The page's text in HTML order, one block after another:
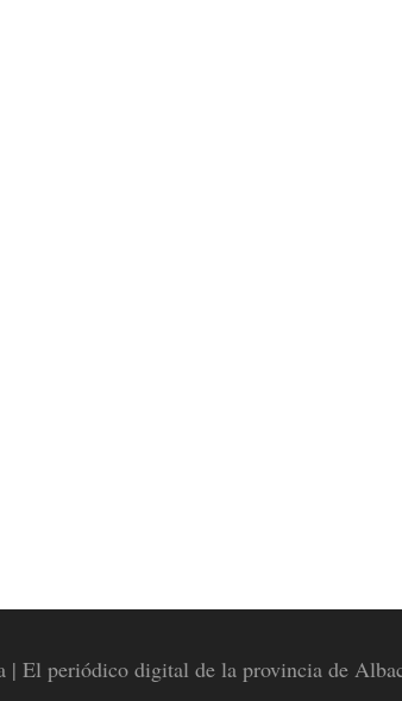
| El periódico digital de la provincia de